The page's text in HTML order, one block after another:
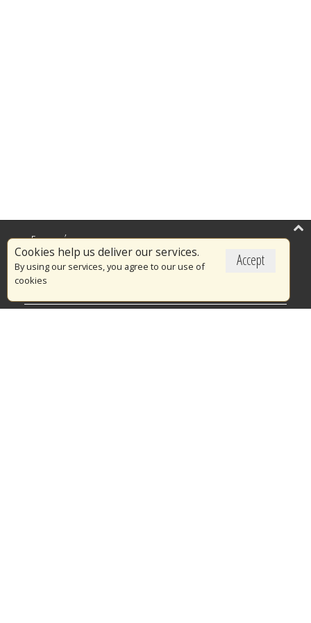
Accept
Cookies help us deliver our services.
By using our services, you agree to our use of
cookies
Επικαιρότητα
Το Πυροσβεστικό Σώμα